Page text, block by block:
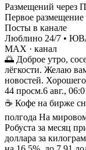
Размещений через
Первое
Посты в канале
Люблино 24/7 •
MAX · канал
🌅 Доброе утро,
лёгкости. Желаю
новостей.
44 просм.6 авг.,
☕ Кофе на бирже
полгода На
Робуста за месяц
доллара за